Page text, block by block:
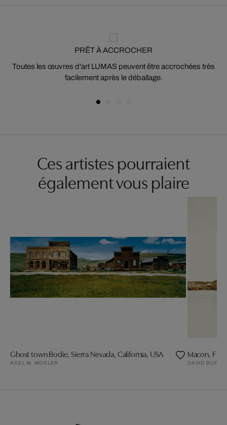
PRÊT À ACCROCHER
Toutes les œuvres d'art LUMAS peuvent être accrochées très
facilement après le déballage.
Ces artistes pourraient
également vous plaire
Ghost town Bodie, Sierra Nevada, California, USA
AXEL M. MOSLER
Macon,
DAVID